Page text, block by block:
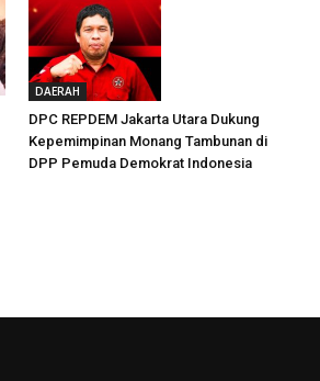
DAERAH
DPC REPDEM Jakarta Utara Dukung
Kepemimpinan Monang Tambunan di
DPP Pemuda Demokrat Indonesia